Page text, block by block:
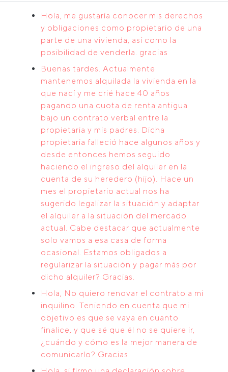
Hola, me gustaría conocer mis derechos
y obligaciones como propietario de una
parte de una vivienda, así como la
posibilidad de venderla. gracias
Buenas tardes. Actualmente
mantenemos alquilada la vivienda en la
que nací y me crié hace 40 años
pagando una cuota de renta antigua
bajo un contrato verbal entre la
propietaria y mis padres. Dicha
propietaria falleció hace algunos años y
desde entonces hemos seguido
haciendo el ingreso del alquiler en la
cuenta de su heredero (hijo). Hace un
mes el propietario actual nos ha
sugerido legalizar la situación y adaptar
el alquiler a la situación del mercado
actual. Cabe destacar que actualmente
solo vamos a esa casa de forma
ocasional. Estamos obligados a
regularizar la situación y pagar más por
dicho alquiler? Gracias.
Hola, No quiero renovar el contrato a mi
inquilino. Teniendo en cuenta que mi
objetivo es que se vaya en cuanto
finalice, y que sé que él no se quiere ir,
¿cuándo y cómo es la mejor manera de
comunicarlo? Gracias